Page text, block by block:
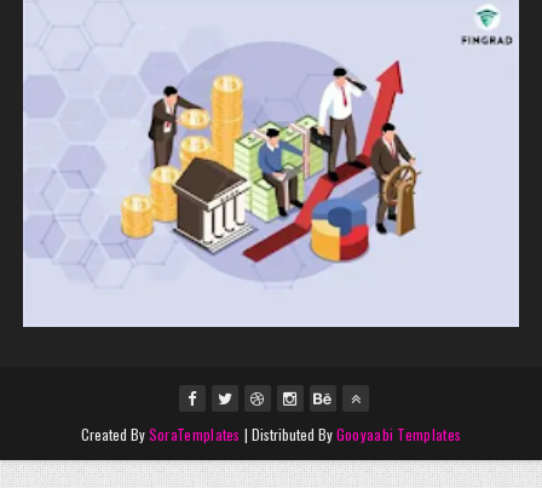
Created BySoraTemplates | Distributed ByGooyaabi Templates